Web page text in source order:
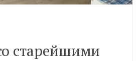
старейшими